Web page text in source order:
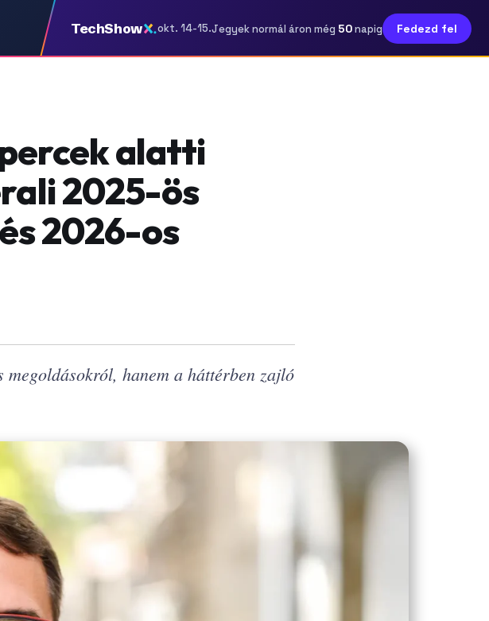
TechShow okt. 14-15.Jegyek normál áron még 50napig Fedezd fel
alatti
2025-ös
2026-os
hanem a háttérben zajló